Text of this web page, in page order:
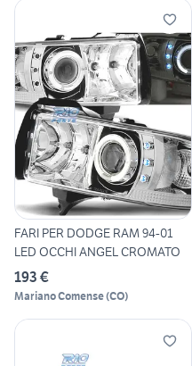
FARI PER DODGE RAM 94-01
LED OCCHI ANGEL CROMATO
193 €
Mariano Comense(CO)